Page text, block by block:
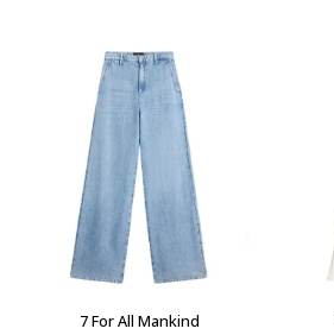
7 For All Mankind